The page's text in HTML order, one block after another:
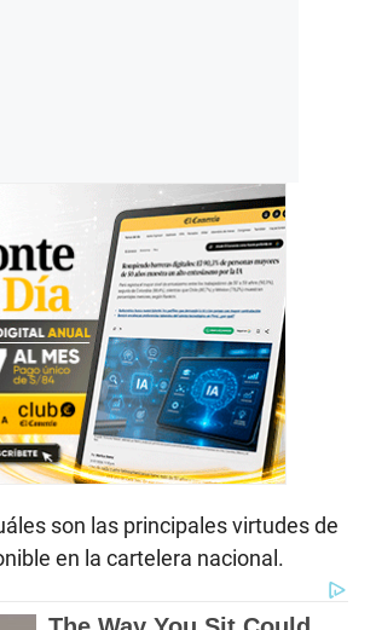
son las principales virtudes de
en la cartelera nacional.